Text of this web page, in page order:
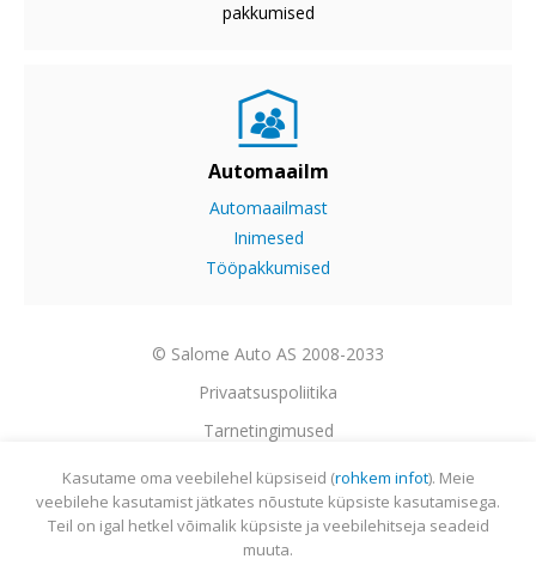
pakkumised
Automaailm
Automaailmast
Inimesed
Tööpakkumised
© Salome Auto AS 2008-2033
Privaatsuspoliitika
Tarnetingimused
Garantii
Utiliseerimine
Sisukaart
Kasutame oma veebilehel küpsiseid (rohkem infot). Meie
veebilehe kasutamist jätkates nõustute küpsiste kasutamisega.
Teil on igal hetkel võimalik küpsiste ja veebilehitseja seadeid
muuta.